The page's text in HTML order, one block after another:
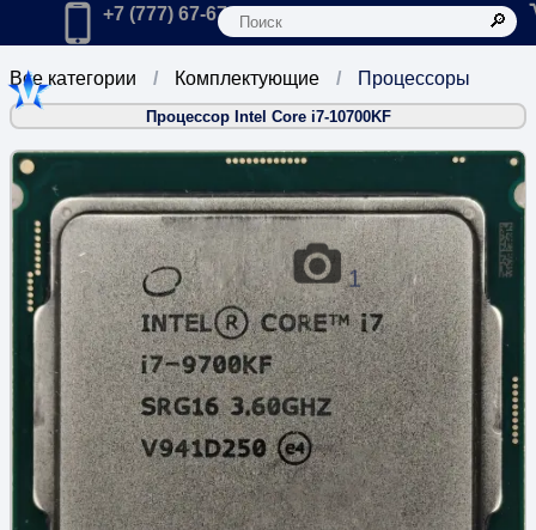
Главная
Позвонить в компанию по телефону:
+7 (777) 67-67-666
Процессоры
Комплектующие
Все категории
Процессор Intel Core i7-10700KF
1